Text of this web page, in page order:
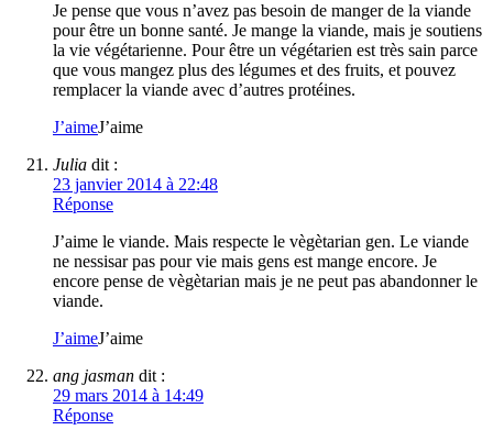
Je pense que vous n’avez pas besoin de manger de la viande
pour être un bonne santé. Je mange la viande, mais je soutiens
la vie végétarienne. Pour être un végétarien est très sain parce
que vous mangez plus des légumes et des fruits, et pouvez
remplacer la viande avec d’autres protéines.
J’aimeJ’aime
Julia dit :
23 janvier 2014 à 22:48
Réponse
J’aime le viande. Mais respecte le vègètarian gen. Le viande
ne nessisar pas pour vie mais gens est mange encore. Je
encore pense de vègètarian mais je ne peut pas abandonner le
viande.
J’aimeJ’aime
ang jasman dit :
29 mars 2014 à 14:49
Réponse